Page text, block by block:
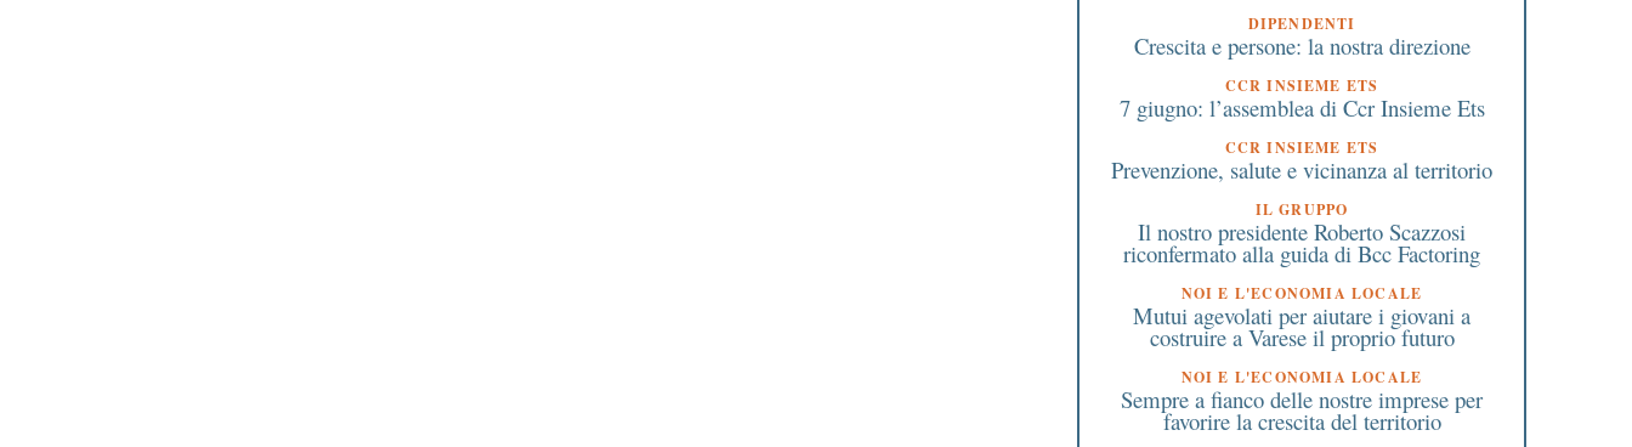
DIPENDENTI
Crescita e persone: la nostra direzione
CCR INSIEME ETS
7 giugno: l’assemblea di Ccr Insieme Ets
CCR INSIEME ETS
Prevenzione, salute e vicinanza al territorio
IL GRUPPO
Il nostro presidente Roberto Scazzosi
riconfermato alla guida di Bcc Factoring
NOI E L'ECONOMIA LOCALE
Mutui agevolati per aiutare i giovani a
costruire a Varese il proprio futuro
NOI E L'ECONOMIA LOCALE
Sempre a fianco delle nostre imprese per
favorire la crescita del territorio